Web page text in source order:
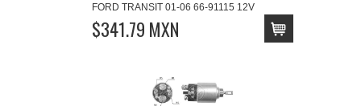
FORD TRANSIT 01-06 66-91115 12V
$341.79 MXN